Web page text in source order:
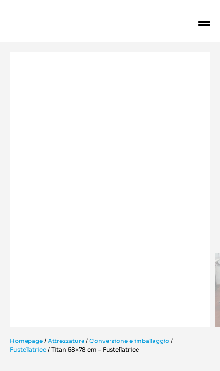
Homepage / Attrezzature / Conversione e imballaggio /
Fustellatrice / Titan 58×78 cm – Fustellatrice